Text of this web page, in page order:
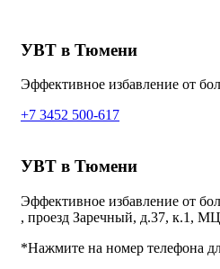
УВТ в Тюмени
Эффективное избавление от
+7 3452 500-617
УВТ в Тюмени
Эффективное избавление от
, проезд Заречный, д.37, к.1, МЦ
*Нажмите на номер телефона